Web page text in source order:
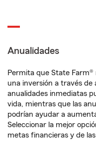
Anualidades
Permita que State
una inversión a través de
anualidades inmediatas
vida, mientras que las
podrían ayudar a
Seleccionar la mejor
metas financieras y de